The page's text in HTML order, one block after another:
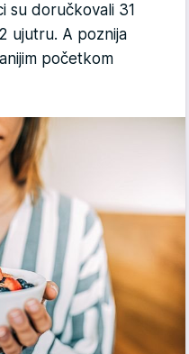
su doručkovali 31
ujutru. A poznija
početkom